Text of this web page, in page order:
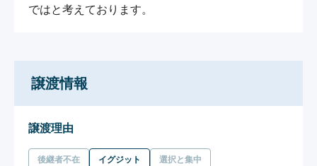
ではと考えております。
譲渡情報
譲渡理由
後継者不在 イグジット 選択と集中